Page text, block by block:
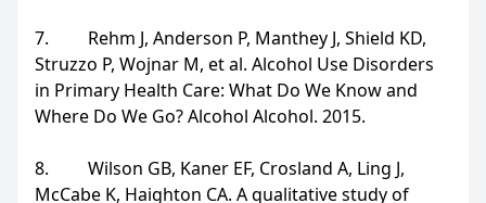
7. Rehm J, Anderson P, Manthey J, Shield KD,
Struzzo P, Wojnar M, et al. Alcohol Use Disorders
in Primary Health Care: What Do We Know and
Where Do We Go? Alcohol Alcohol. 2015.
8. Wilson GB, Kaner EF, Crosland A, Ling J,
McCabe K, Haighton CA. A qualitative study of